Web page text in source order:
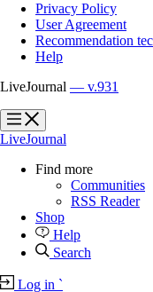
Privacy Policy
User Agreement
Recommendation
Help
LiveJournal — v.931
?
?
LiveJournal
Find more
Communities
RSS Reader
Shop
Help
Search
Log in `